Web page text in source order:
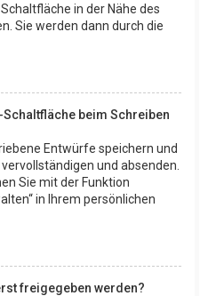
in der Nähe des
Sie werden dann durch die
Schaltfläche beim Schreiben
Entwürfe speichern und
und absenden.
Sie mit der Funktion
in Ihrem persönlichen
freigegeben werden?